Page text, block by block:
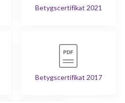
Betygscertifikat 2021
Betygscertifikat 2017